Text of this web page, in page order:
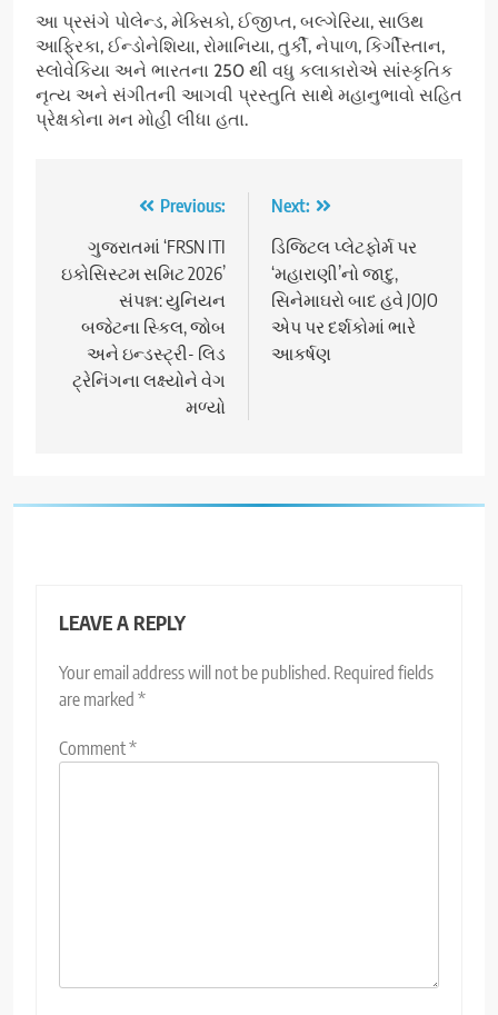
આ પ્રસંગે પોલેન્ડ, મેક્સિકો, ઈજીપ્ત, બલ્ગેરિયા, સાઉથ
આફ્રિકા, ઈન્ડોનેશિયા, રોમાનિયા, તુર્કી, નેપાળ, કિર્ગીસ્તાન,
સ્લોવેકિયા અને ભારતના 250 થી વધુ કલાકારોએ સાંસ્કૃતિક
નૃત્ય અને સંગીતની આગવી પ્રસ્તુતિ સાથે મહાનુભાવો સહિત
પ્રેક્ષકોના મન મોહી લીધા હતા.
navigation
Previous:
ગુજરાતમાં ‘FRSN ITI
ઇકોસિસ્ટમ સમિટ 2026’
સંપન્ન: યુનિયન
બજેટના સ્કિલ, જોબ
અને ઇન્ડસ્ટ્રી- લિડ
ટ્રેનિંગના લક્ષ્યોને વેગ
મળ્યો
Next:
ડિજિટલ પ્લેટફોર્મ પર
‘મહારાણી’નો જાદુ,
સિનેમાઘરો બાદ હવે JOJO
એપ પર દર્શકોમાં ભારે
આકર્ષણ
LEAVE A REPLY
Your email address will not be published. Required fields
are marked *
Comment*